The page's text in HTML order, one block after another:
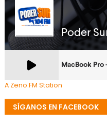
A Zeno.FM Station
SÍGANOS EN FACEBOOK